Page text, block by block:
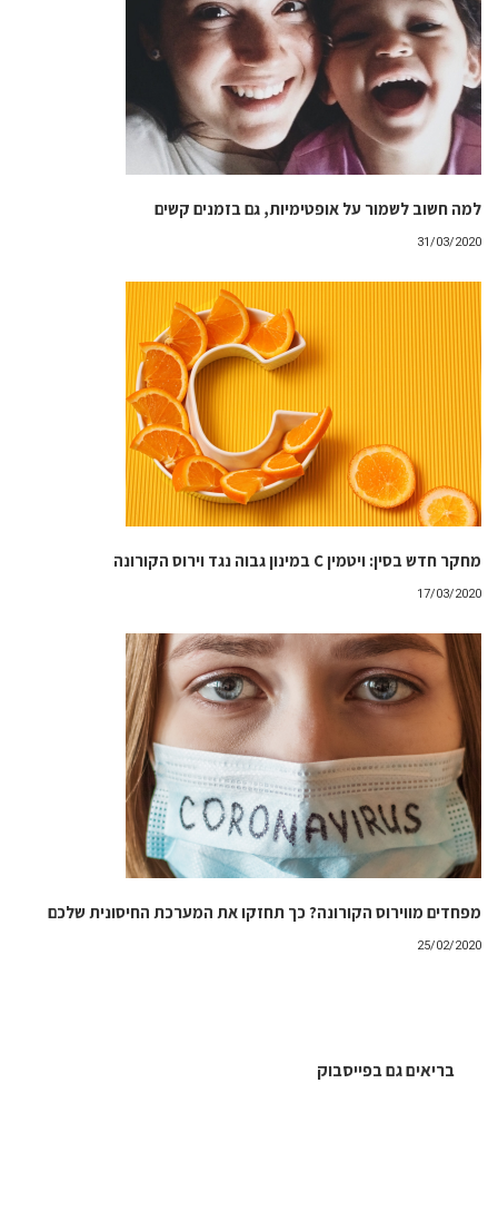
למה חשוב לשמור על אופטימיות, גם בזמנים קשים
31/03/2020
מחקר חדש בסין: ויטמין C במינון גבוה נגד וירוס הקורונה
17/03/2020
מפחדים מווירוס הקורונה? כך תחזקו את המערכת החיסונית שלכם
25/02/2020
בריאים גם בפייסבוק